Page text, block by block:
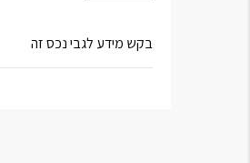
בקש מידע לגבי נכס זה